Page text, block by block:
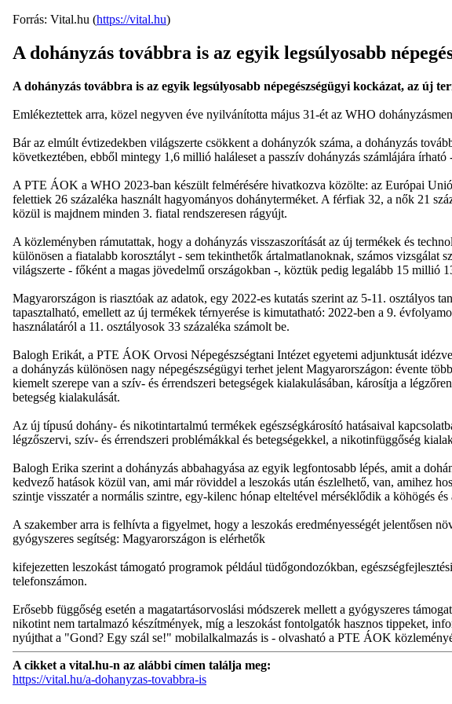
Forrás: Vital.hu (https://vital.hu)
A dohányzás továbbra is az egyik legsúlyosabb
A dohányzás továbbra is az egyik legsúlyosabb népegészségügyi kockázat, az új
Emlékeztettek arra, közel negyven éve nyilvánította május 31-ét az WHO
Bár az elmúlt évtizedekben világszerte csökkent a dohányzók száma, a dohányzás
következtében, ebből mintegy 1,6 millió haláleset a passzív dohányzás számlájára írható
A PTE ÁOK a WHO 2023-ban készült felmérésére hivatkozva közölte: az Európai
felettiek 26 százaléka használt hagyományos dohányterméket. A férfiak 32, a nők 21
közül is majdnem minden 3. fiatal rendszeresen rágyújt.
A közleményben rámutattak, hogy a dohányzás visszaszorítását az új termékek és
különösen a fiatalabb korosztályt - sem tekinthetők ártalmatlanoknak, számos vizsgálat
világszerte - főként a magas jövedelmű országokban -, köztük pedig legalább 15 millió
Magyarországon is riasztóak az adatok, egy 2022-es kutatás szerint az 5-11. osztályos
tapasztalható, emellett az új termékek térnyerése is kimutatható: 2022-ben a 9.
használatáról a 11. osztályosok 33 százaléka számolt be.
Balogh Erikát, a PTE ÁOK Orvosi Népegészségtani Intézet egyetemi adjunktusát
a dohányzás különösen nagy népegészségügyi terhet jelent Magyarországon: évente
kiemelt szerepe van a szív- és érrendszeri betegségek kialakulásában, károsítja a
betegség kialakulását.
Az új típusú dohány- és nikotintartalmú termékek egészségkárosító hatásaival
légzőszervi, szív- és érrendszeri problémákkal és betegségekkel, a nikotinfüggőség
Balogh Erika szerint a dohányzás abbahagyása az egyik legfontosabb lépés, amit a
kedvező hatások közül van, ami már röviddel a leszokás után észlelhető, van, amihez
szintje visszatér a normális szintre, egy-kilenc hónap elteltével mérséklődik a köhögés
A szakember arra is felhívta a figyelmet, hogy a leszokás eredményességét jelentősen
gyógyszeres segítség: Magyarországon is elérhetők
kifejezetten leszokást támogató programok például tüdőgondozókban,
telefonszámon.
Erősebb függőség esetén a magatartásorvoslási módszerek mellett a gyógyszeres
nikotint nem tartalmazó készítmények, míg a leszokást fontolgatók hasznos tippeket,
nyújthat a "Gond? Egy szál se!" mobilalkalmazás is - olvasható a PTE ÁOK
A cikket a vital.hu-n az alábbi címen találja meg:
https://vital.hu/a-dohanyzas-tovabbra-is